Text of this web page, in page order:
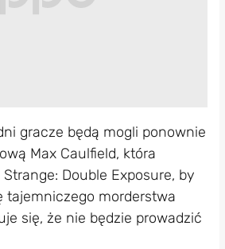
gracze będą mogli ponownie
Max Caulfield, która
Double Exposure, by
tajemniczego morderstwa
się, że nie będzie prowadzić